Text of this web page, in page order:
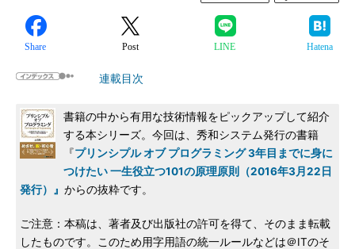
Share Post LINE Hatena
連載目次
書籍の中から有用な技術情報をピックアップして紹介
する本シリーズ。今回は、秀和システム発行の書籍
『プリンシプル オブ プログラミング 3年目までに身に
つけたい 一生役立つ101の原理原則（2016年3月22日
発行）』 からの抜粋です。
ご注意：本稿は、著者及び出版社の許可を得て、そのまま転載
したものです。このため用字用語の統一ルールなどは＠ITのそ